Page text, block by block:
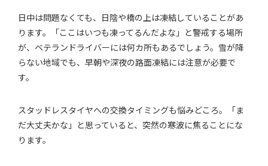
日中は問題なくても、日陰や橋の上は凍結していることがあ
ります。「ここはいつも凍ってるんだよな」と警戒する場所
が、ベテランドライバーには何カ所もあるでしょう。雪が降
らない地域でも、早朝や深夜の路面凍結には注意が必要で
す。
スタッドレスタイヤへの交換タイミングも悩みどころ。「ま
だ大丈夫かな」と思っていると、突然の寒波に焦ることにな
ります。